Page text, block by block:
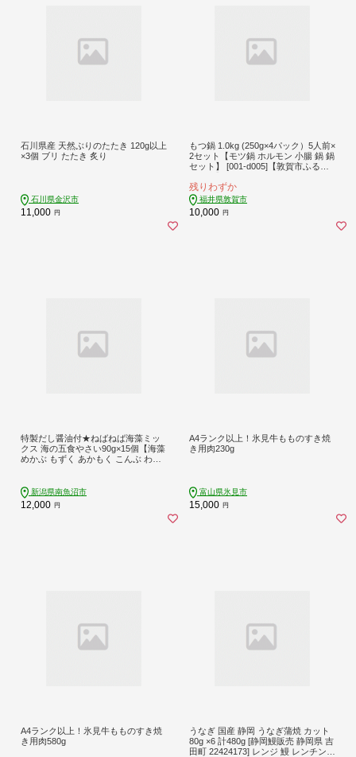
石川県産 天然ぶりのたたき 120g以上
×3個 ブリ たたき 炙り
石川県金沢市
11,000 円
もつ鍋 1.0kg (250g×4パック）5人前×
2セット【モツ鍋 ホルモン 小腸 鍋 鍋
セット】 [001-d005]【敦賀市ふるさ
残りわずか
福井県敦賀市
10,000 円
特製だし醤油付★ねばねば海藻ミッ
クス 海の五食やさい90g×15個【海藻
めかぶ もずく あかもく こんぶ わか
新潟県南魚沼市
12,000 円
A4ランク以上！氷見牛もものすき焼
き用肉230g
富山県氷見市
15,000 円
A4ランク以上！氷見牛もものすき焼
き用肉580g
うなぎ 国産 静岡 うなぎ蒲焼 カット
80g ×6 計480g [静岡鰻販売 静岡県 吉
田町 22424173] レンジ 鰻 レンチン